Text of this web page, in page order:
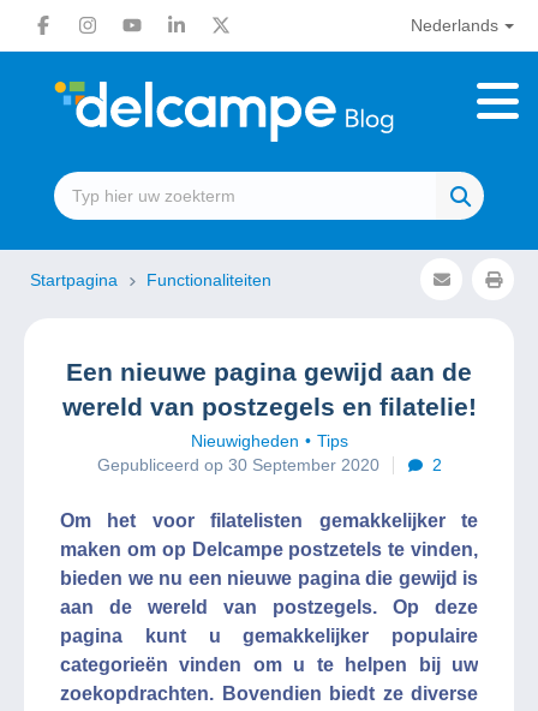
Nederlands
Startpagina Functionaliteiten
Een nieuwe pagina gewijd aan de
wereld van postzegels en filatelie!
Nieuwigheden
Tips
Gepubliceerd op 30 September 2020
2
Om het voor filatelisten gemakkelijker te
maken om op Delcampe postzetels te vinden,
bieden we nu een nieuwe pagina die gewijd is
aan de wereld van postzegels. Op deze
pagina kunt u gemakkelijker populaire
categorieën vinden om u te helpen bij uw
zoekopdrachten. Bovendien biedt ze diverse